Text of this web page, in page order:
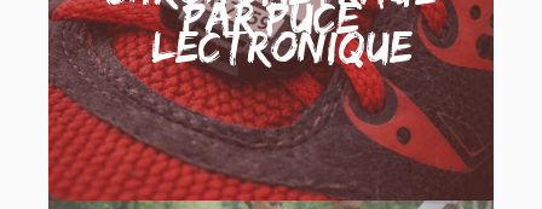
par puce
électronique